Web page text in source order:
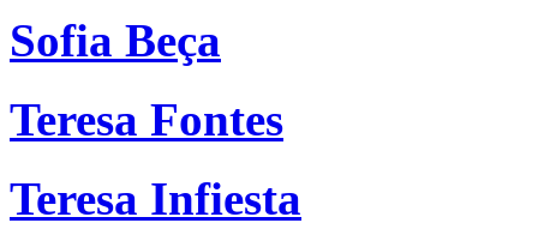
Sofia Beça
Teresa Fontes
Teresa Infiesta